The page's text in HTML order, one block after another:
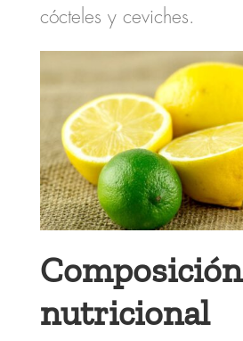
cócteles y ceviches.
Composición
nutricional